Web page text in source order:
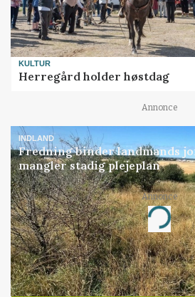
KULTUR
Herregård holder høstdag
Annonce
INDLAND
Fredning binder landmands
mangler stadig plejeplan
Annonce
Loading...
Jobs